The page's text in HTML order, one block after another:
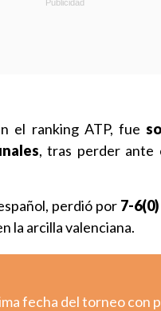
el ranking ATP, fue
, tras perder ante
perdió por 7-
la arcilla valenciana.
fecha del torneo con